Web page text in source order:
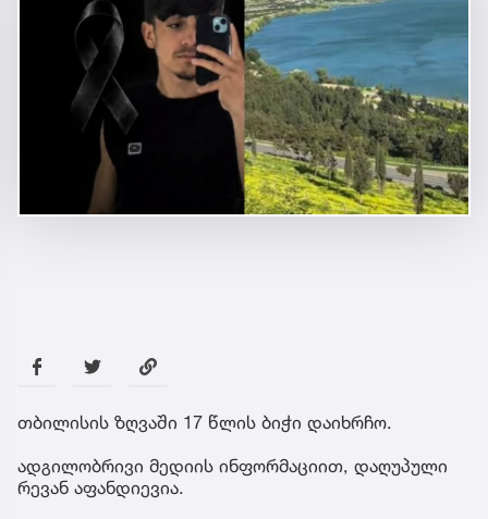
თბილისის ზღვაში 17 წლის ბიჭი დაიხრჩო.
ადგილობრივი მედიის ინფორმაციით, დაღუპული
რევან აფანდიევია.